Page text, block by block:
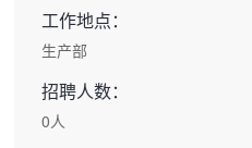
工作地点：
生产部
招聘人数：
0人